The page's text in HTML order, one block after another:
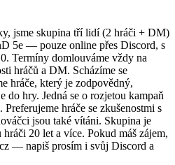
jsme skupina tří lidí (2 hráči + DM)
5e — pouze online přes Discord, s
Termíny domlouváme vždy na
hráčů a DM. Scházíme se
hráče, který je zodpovědný,
do hry. Jedná se o rozjetou kampaň
hráče se zkušenostmi s
jsou také vítáni. Skupina je
20 let a více. Pokud máš zájem,
— napiš prosím i svůj Discord a